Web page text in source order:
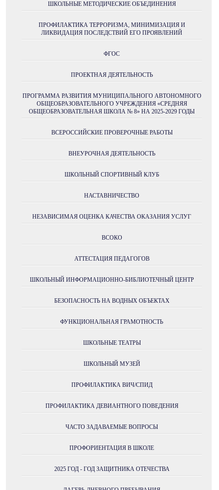
ШКОЛЬНЫЕ МЕТОДИЧЕСКИЕ ОБЪЕДИНЕНИЯ
ПРОФИЛАКТИКА ТЕРРОРИЗМА, МИНИМИЗАЦИЯ И
ЛИКВИДАЦИЯ ПОСЛЕДСТВИЙ ЕГО ПРОЯВЛЕНИЙ
ФГОС
ПРОЕКТНАЯ ДЕЯТЕЛЬНОСТЬ
ПРОГРАММА РАЗВИТИЯ МУНИЦИПАЛЬНОГО АВТОНОМНОГО
ОБЩЕОБРАЗОВАТЕЛЬНОГО УЧРЕЖДЕНИЯ «СРЕДНЯЯ
ОБЩЕОБРАЗОВАТЕЛЬНАЯ ШКОЛА № 8» НА 2025-2029 ГОДЫ
ВСЕРОССИЙСКИЕ ПРОВЕРОЧНЫЕ РАБОТЫ
ВНЕУРОЧНАЯ ДЕЯТЕЛЬНОСТЬ
ШКОЛЬНЫЙ СПОРТИВНЫЙ КЛУБ
НАСТАВНИЧЕСТВО
НЕЗАВИСИМАЯ ОЦЕНКА КАЧЕСТВА ОКАЗАНИЯ УСЛУГ
ВСОКО
АТТЕСТАЦИЯ ПЕДАГОГОВ
ШКОЛЬНЫЙ ИНФОРМАЦИОННО-БИБЛИОТЕЧНЫЙ ЦЕНТР
БЕЗОПАСНОСТЬ НА ВОДНЫХ ОБЪЕКТАХ
ФУНКЦИОНАЛЬНАЯ ГРАМОТНОСТЬ
ШКОЛЬНЫЕ ТЕАТРЫ
ШКОЛЬНЫЙ МУЗЕЙ
ПРОФИЛАКТИКА ВИЧ/СПИД
ПРОФИЛАКТИКА ДЕВИАНТНОГО ПОВЕДЕНИЯ
ЧАСТО ЗАДАВАЕМЫЕ ВОПРОСЫ
ПРОФОРИЕНТАЦИЯ В ШКОЛЕ
2025 ГОД - ГОД ЗАЩИТНИКА ОТЕЧЕСТВА